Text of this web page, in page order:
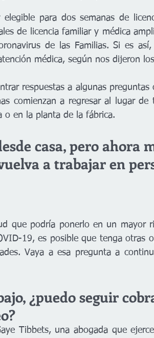
para dos semanas de
de licencia familiar y médica
de las Familias. Si es
médica, según nos dijeron
respuestas a algunas preguntas
comienzan a regresar al lugar de
o en la planta de la fábrica.
casa, pero ahora
a trabajar en
que podría ponerlo en un mayor
19, es posible que tenga otras
Vaya a esa pregunta a
¿puedo seguir
Tibbets, una abogada que